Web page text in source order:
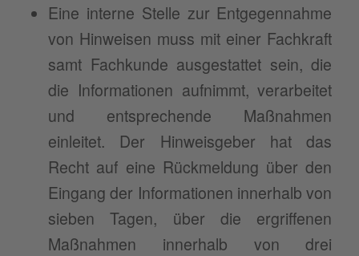
Eine interne Stelle zur Entgegennahme
von Hinweisen muss mit einer Fachkraft
samt Fachkunde ausgestattet sein, die
die Informationen aufnimmt, verarbeitet
und entsprechende Maßnahmen
einleitet. Der Hinweisgeber hat das
Recht auf eine Rückmeldung über den
Eingang der Informationen innerhalb von
sieben Tagen, über die ergriffenen
Maßnahmen innerhalb von drei